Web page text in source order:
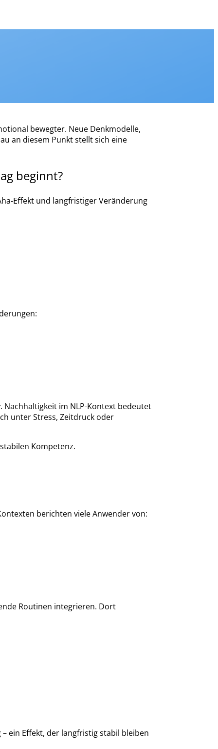
bewegter. Neue Denkmodelle,
an diesem Punkt stellt sich eine
beginnt?
Effekt und langfristiger Veränderung
. Nachhaltigkeit im NLP-Kontext bedeutet
unter Stress, Zeitdruck oder
Kompetenz.
berichten viele Anwender von:
Routinen integrieren. Dort
ein Effekt, der langfristig stabil bleiben